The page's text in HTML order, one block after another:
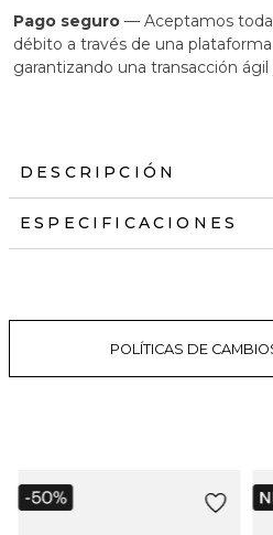
Pago seguro — Aceptamos
débito a través de una
garantizando una transacción
DESCRIPCIÓN
ESPECIFICACIONES
POLÍTICAS DE